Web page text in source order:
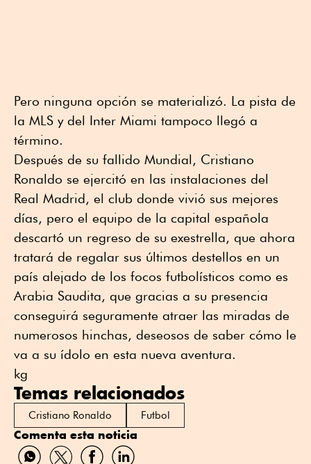
Pero ninguna opción se materializó. La pista de
la MLS y del Inter Miami tampoco llegó a
término.
Después de su fallido Mundial, Cristiano
Ronaldo se ejercitó en las instalaciones del
Real Madrid, el club donde vivió sus mejores
días, pero el equipo de la capital española
descartó un regreso de su exestrella, que ahora
tratará de regalar sus últimos destellos en un
país alejado de los focos futbolísticos como es
Arabia Saudita, que gracias a su presencia
conseguirá seguramente atraer las miradas de
numerosos hinchas, deseosos de saber cómo le
va a su ídolo en esta nueva aventura.
kg
Temas relacionados
Cristiano Ronaldo Futbol
Comenta esta noticia